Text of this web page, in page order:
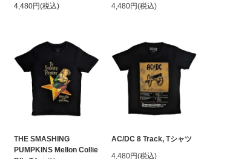
4,480円(税込)
4,480円(税込)
THE SMASHING
PUMPKINS Mellon Collie
AC/DC 8 Track, Tシャツ
4,480円(税込)